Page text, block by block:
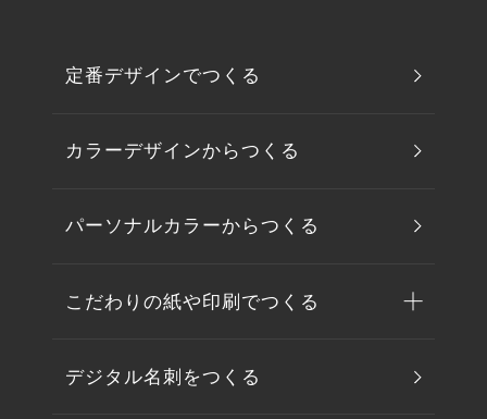
定番デザインでつくる
カラーデザインからつくる
パーソナルカラーからつくる
こだわりの紙や印刷でつくる
デジタル名刺をつくる